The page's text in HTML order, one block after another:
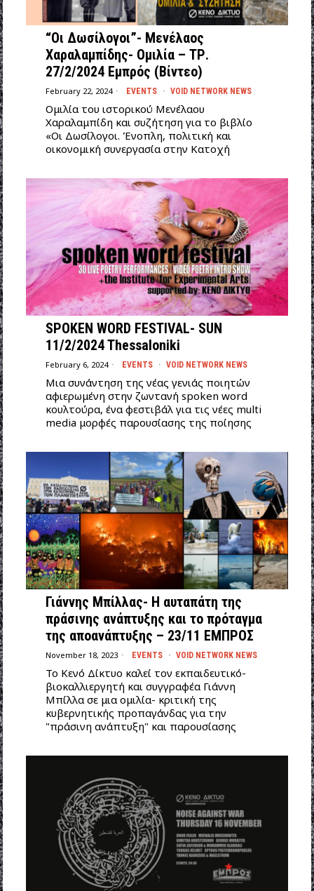
“Οι Δωσίλογοι”- Μενέλαος
Χαραλαμπίδης- Ομιλία – ΤΡ.
27/2/2024 Εμπρός (Βίντεο)
February 22, 2024 EVENTS · VOID NETWORK NEWS
Ομιλία του ιστορικού Μενέλαου
Χαραλαμπίδη και συζήτηση για το βιβλίο
«Οι Δωσίλογοι. Ένοπλη, πολιτική και
οικονομική συνεργασία στην Κατοχή
SPOKEN WORD FESTIVAL- SUN
11/2/2024 Thessaloniki
February 6, 2024 EVENTS · VOID NETWORK NEWS
Mια συνάντηση της νέας γενιάς ποιητών
αφιερωμένη στην ζωντανή spoken word
κουλτούρα, ένα φεστιβάλ για τις νέες multi
media μορφές παρουσίασης της ποίησης
Γιάννης Μπίλλας- Η αυταπάτη της
πράσινης ανάπτυξης και το πρόταγμα
της αποανάπτυξης – 23/11 ΕΜΠΡΟΣ
November 18, 2023 EVENTS · VOID NETWORK NEWS
Το Κενό Δίκτυο καλεί τον εκπαιδευτικό-
βιοκαλλιεργητή και συγγραφέα Γιάννη
Μπίλλα σε μια ομιλία- κριτική της
κυβερνητικής προπαγάνδας για την
"πράσινη ανάπτυξη" και παρουσίασης